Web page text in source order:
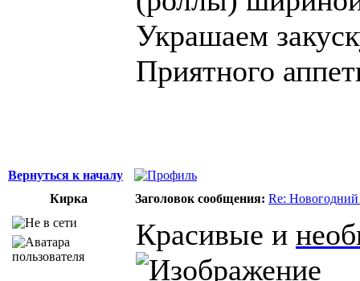
Украшаем
Приятного
Вернуться к началу
Кирка
Заголовок сообщения: Re: Новогодний
Красивые и